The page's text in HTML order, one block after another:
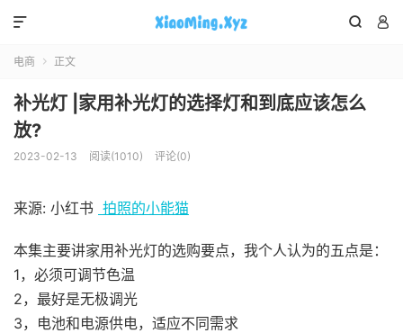
 

电商  正文
补光灯 |家用补光灯的选择灯和到底应该怎么
放?
2023-02-13 阅读(1010) 评论(0)
来源: 小红书 拍照的小能猫
本集主要讲家用补光灯的选购要点，我个人认为的五点是：
1，必须可调节色温
2，最好是无极调光
3，电池和电源供电，适应不同需求